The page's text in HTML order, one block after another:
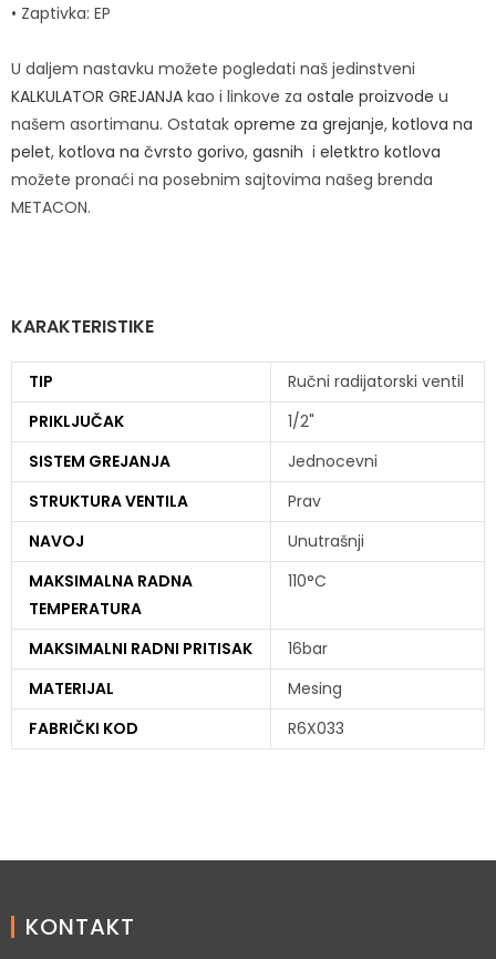
• Zaptivka: EP
U daljem nastavku možete pogledati naš jedinstveni
KALKULATOR GREJANJA kao i linkove za ostale proizvode u
našem asortimanu. Ostatak opreme za grejanje, kotlova na
pelet, kotlova na čvrsto gorivo, gasnih i eletktro kotlova
možete pronaći na posebnim sajtovima našeg brenda
METACON.
KARAKTERISTIKE
TIP
Ručni radijatorski ventil
PRIKLJUČAK
1/2"
SISTEM GREJANJA
Jednocevni
STRUKTURA VENTILA
Prav
NAVOJ
Unutrašnji
MAKSIMALNA RADNA
TEMPERATURA
110°C
MAKSIMALNI RADNI PRITISAK
16bar
MATERIJAL
Mesing
FABRIČKI KOD
R6X033
KONTAKT